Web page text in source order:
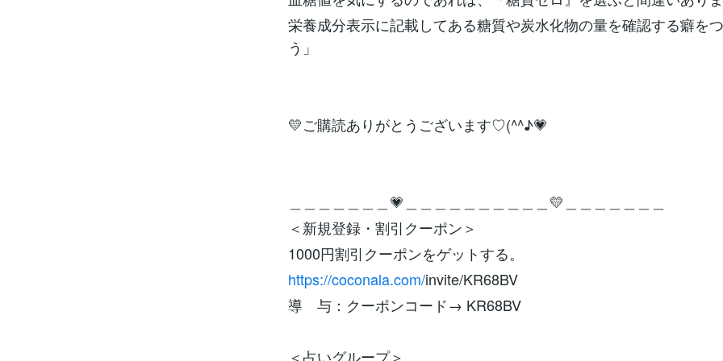
栄養成分表示に記載してある糖質や炭水化物の量を確認する癖を
う」
💛ご購読ありがとうございます♡(^^♪💗
＿＿＿＿＿＿＿💗＿＿＿＿＿＿＿＿＿＿💛＿＿＿＿＿＿＿
＜新規登録・割引クーポン＞
1000円割引クーポンをゲットする。
https://coconala.com/invite/KR68BV
導 与：クーポンコード→ KR68BV
＜占いグループ＞